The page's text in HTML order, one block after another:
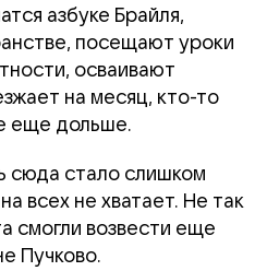
азбуке Брайля,
посещают уроки
осваивают
на месяц, кто-то
еще дольше.
сюда стало слишком
всех не хватает. Не так
смогли возвести еще
Пучково.